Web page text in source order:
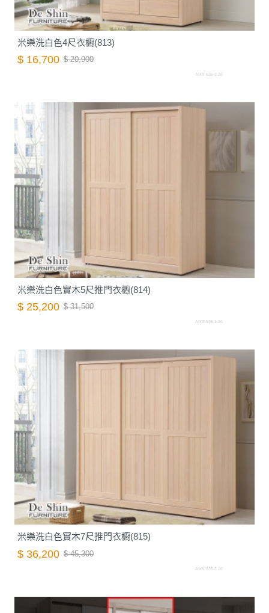
米樂洗白色4尺衣櫥(813)
$ 16,700 $ 20,900
A007.536-2.26
米樂洗白色實木5尺推門衣櫥(814)
$ 25,200 $ 31,500
A007.535-1.26
米樂洗白色實木7尺推門衣櫥(815)
$ 36,200 $ 45,300
A007.535-2.26